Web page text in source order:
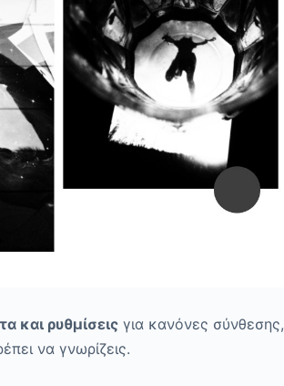
και ρυθμίσεις για κανόνες σύνθεσης,
να γνωρίζεις.